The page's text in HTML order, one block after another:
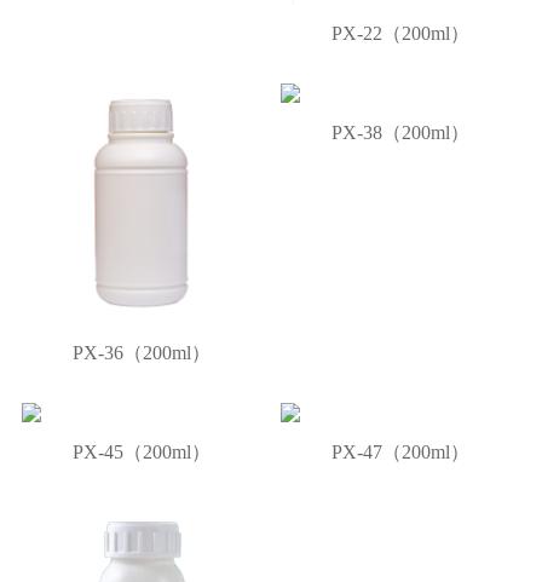
PX-22（200ml）
PX-36（200ml）
PX-38（200ml）
PX-45（200ml） PX-47（200ml）